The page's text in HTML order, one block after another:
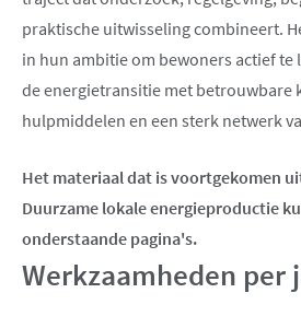
praktische uitwisseling combineert.
in hun ambitie om bewoners actief te
de energietransitie met betrouwbare
hulpmiddelen en een sterk netwerk
Het materiaal dat is voortgekomen
Duurzame lokale energieproductie
onderstaande pagina's.
Werkzaamheden per